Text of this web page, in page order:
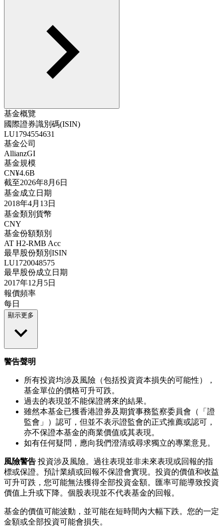
基金概覽
國際證券識別碼(ISIN)
LU1794554631
基金公司
AllianzGI
基金規模
CN¥4.6B
截至2026年8月6日
基金成立日期
2018年4月13日
基金類別貨幣
CNY
基金份額類別
AT H2-RMB Acc
最早股份類別ISIN
LU1720048575
最早股份成立日期
2017年12月5日
報價頻率
每日
顯示更多
警告聲明
所有投資均涉及風險（包括投資資本損失的可能性），
基金單位的價格可升可跌。
過去的表現並不能保證將來的結果。
雖然本基金已獲香港證券及期貨事務監察委員會（「證
監會」）認可，但並不表示證監會的正式推薦或認可，
亦不保證本基金的商業價值或其表現。
如有任何疑問，應向我們澄清或尋求獨立的專業意見。
風險警告 投資涉及風險。過往表現並非未來表現或回報的指
標或保證。預計業績或回報不保證會實現。投資的價值和收益
可升可跌，您可能無法獲得全部投資金額。匯率可能導致投資
價值上升或下降。個股表現並不代表基金的回報。
基金的價值可能波動，並可能在短時間內大幅下跌。您的一定
金額或全部投資可能會損失。